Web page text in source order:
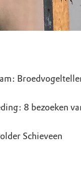
8 bezoeken
Schieveen